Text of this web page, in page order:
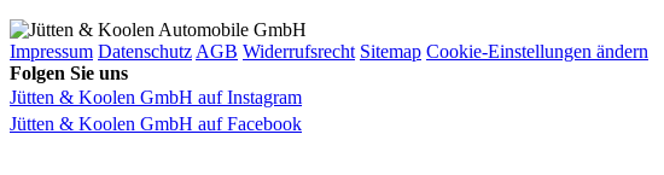
Impressum Datenschutz AGB Widerrufsrecht Sitemap Cookie-Einstellungen ändern
Folgen Sie uns
Jütten & Koolen GmbH auf Instagram
Jütten & Koolen GmbH auf Facebook